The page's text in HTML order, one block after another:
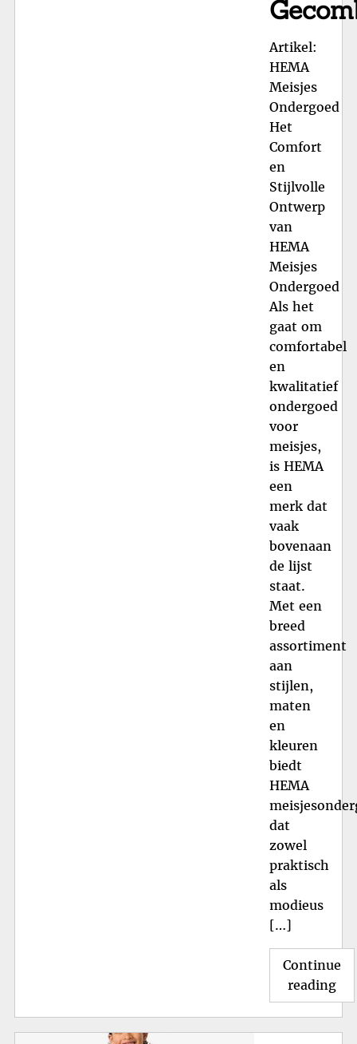
Artikel:
HEMA
Meisjes
Ondergoed
Het
Comfort
en
Stijlvolle
Ontwerp
van
HEMA
Meisjes
Ondergoed
Als het
gaat om
comfortabel
en
kwalitatief
ondergoed
voor
meisjes,
is HEMA
een
merk dat
vaak
bovenaan
de lijst
staat.
Met een
breed
assortiment
aan
stijlen,
maten
en
kleuren
biedt
HEMA
dat
zowel
praktisch
als
modieus
[…]
Continue
reading